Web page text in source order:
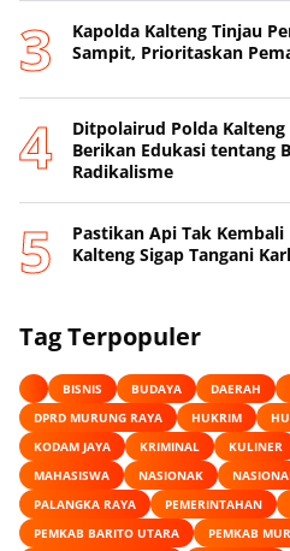
Kapolda Kalteng Tinjau
Sampit, Prioritaskan
Ditpolairud Polda
Berikan Edukasi tentang
Radikalisme
Pastikan Api Tak
Kalteng Sigap Tangani
Tag Terpopuler
BISNIS BUDAYA DAERAH
DPRD MURUNG RAYA
HUKRIM
KODAM JAYA
KRIMINAL KULINER
MAHASISWA
NASIONAK
PALANGKA RAYA
PEMERINTAHAN
PEMKAB BARITO UTARA
PEMKAB